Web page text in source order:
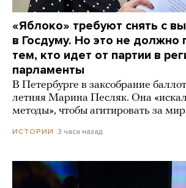
«Яблоко» требуют снять с
в Госдуму. Но это не должно
тем, кто идет от партии в
парламенты
В Петербурге в заксобрание
летняя Марина Песляк. Она
методы», чтобы агитировать за мир
ИСТОРИИ 3 часа назад